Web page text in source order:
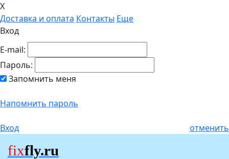
X
Доставка и оплата Контакты Еще
Вход
E-mail:
Пароль:
Запомнить меня
Напомнить пароль
Вход отменить
fixfly.ru